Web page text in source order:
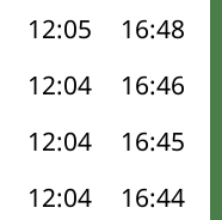
12:05 16:48
12:04 16:46
12:04 16:45
12:04 16:44